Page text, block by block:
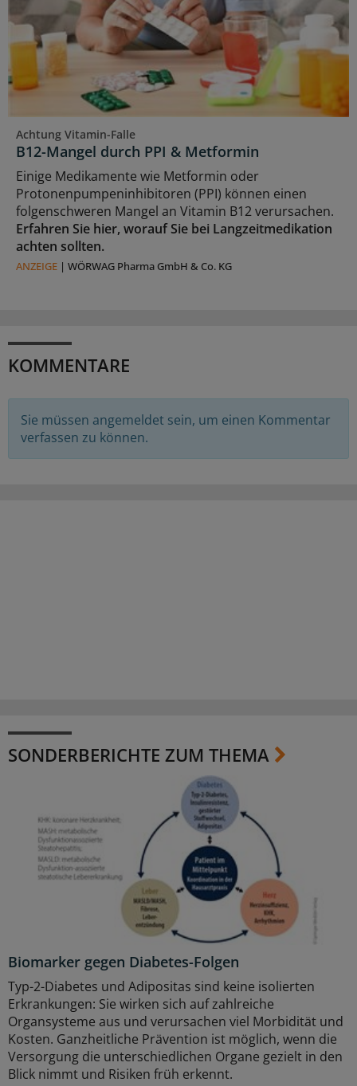
Achtung Vitamin-Falle
B12-Mangel durch PPI & Metformin
Einige Medikamente wie Metformin oder
Protonenpumpeninhibitoren (PPI) können einen
folgenschweren Mangel an Vitamin B12 verursachen.
Erfahren Sie hier, worauf Sie bei Langzeitmedikation
achten sollten.
ANZEIGE | WÖRWAG Pharma GmbH & Co. KG
KOMMENTARE
Sie müssen angemeldet sein, um einen Kommentar
verfassen zu können.
SONDERBERICHTE ZUM THEMA
Biomarker gegen Diabetes-Folgen
Typ-2-Diabetes und Adipositas sind keine isolierten
Erkrankungen: Sie wirken sich auf zahlreiche
Organsysteme aus und verursachen viel Morbidität und
Kosten. Ganzheitliche Prävention ist möglich, wenn die
Versorgung die unterschiedlichen Organe gezielt in den
Blick nimmt und Risiken früh erkennt.